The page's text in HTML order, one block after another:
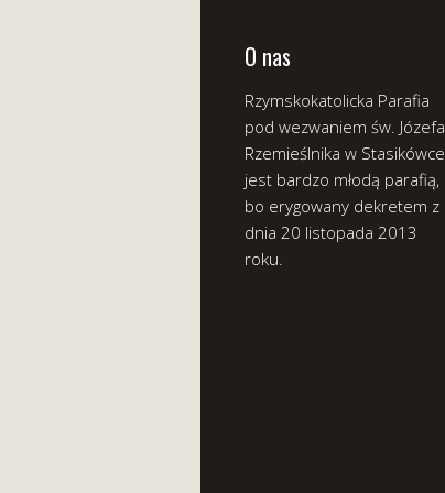
O nas
Rzymskokatolicka Parafia
pod wezwaniem św. Józefa
Rzemieślnika w Stasikówce
jest bardzo młodą parafią,
bo erygowany dekretem z
dnia 20 listopada 2013
roku.